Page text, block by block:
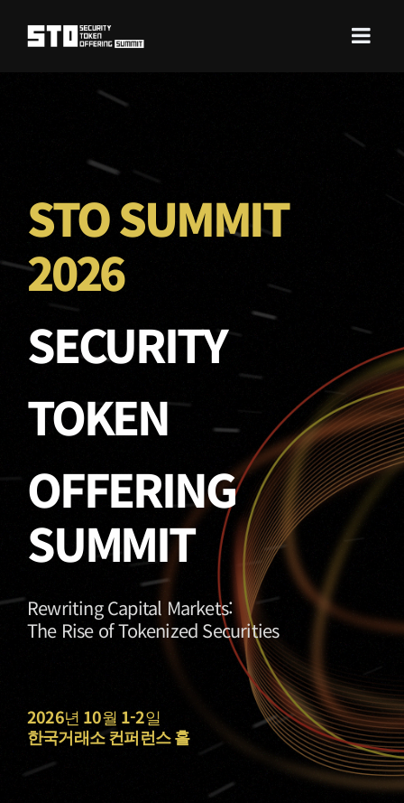
STO SUMMIT
2026
SECURITY
TOKEN
OFFERING
SUMMIT
Rewriting Capital Markets:
The Rise of Tokenized Securities
2026년 10월 1-2일
한국거래소 컨퍼런스 홀